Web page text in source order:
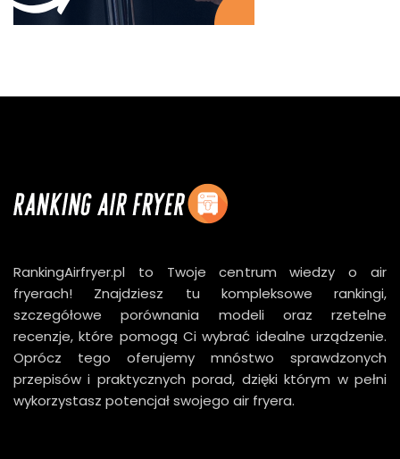
RankingAirfryer.pl to Twoje centrum wiedzy o air
fryerach! Znajdziesz tu kompleksowe rankingi,
szczegółowe porównania modeli oraz rzetelne
recenzje, które pomogą Ci wybrać idealne urządzenie.
Oprócz tego oferujemy mnóstwo sprawdzonych
przepisów i praktycznych porad, dzięki którym w pełni
wykorzystasz potencjał swojego air fryera.